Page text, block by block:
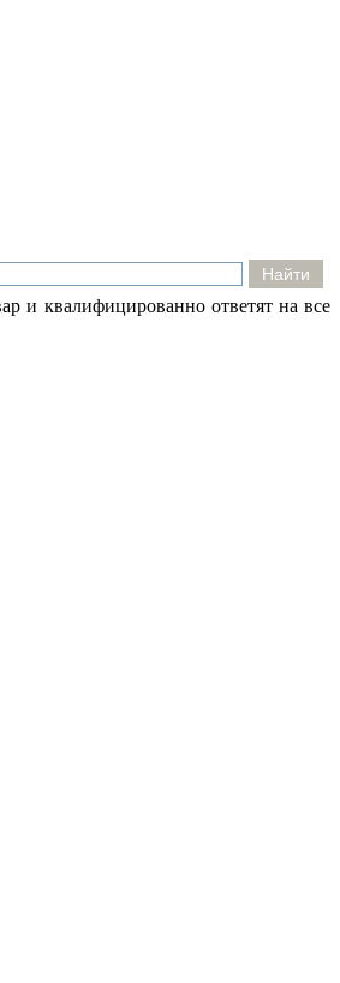
и квалифицированно ответят на все